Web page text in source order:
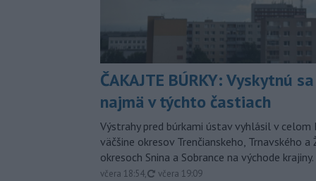
ČAKAJTE BÚRKY: Vyskytnú
najmä v týchto častiach
Výstrahy pred búrkami ústav vyhlásil v
väčšine okresov Trenčianskeho, Trnavského a
okresoch Snina a Sobrance na východe krajiny.
včera 18:54, aktualizované
včera 19:09